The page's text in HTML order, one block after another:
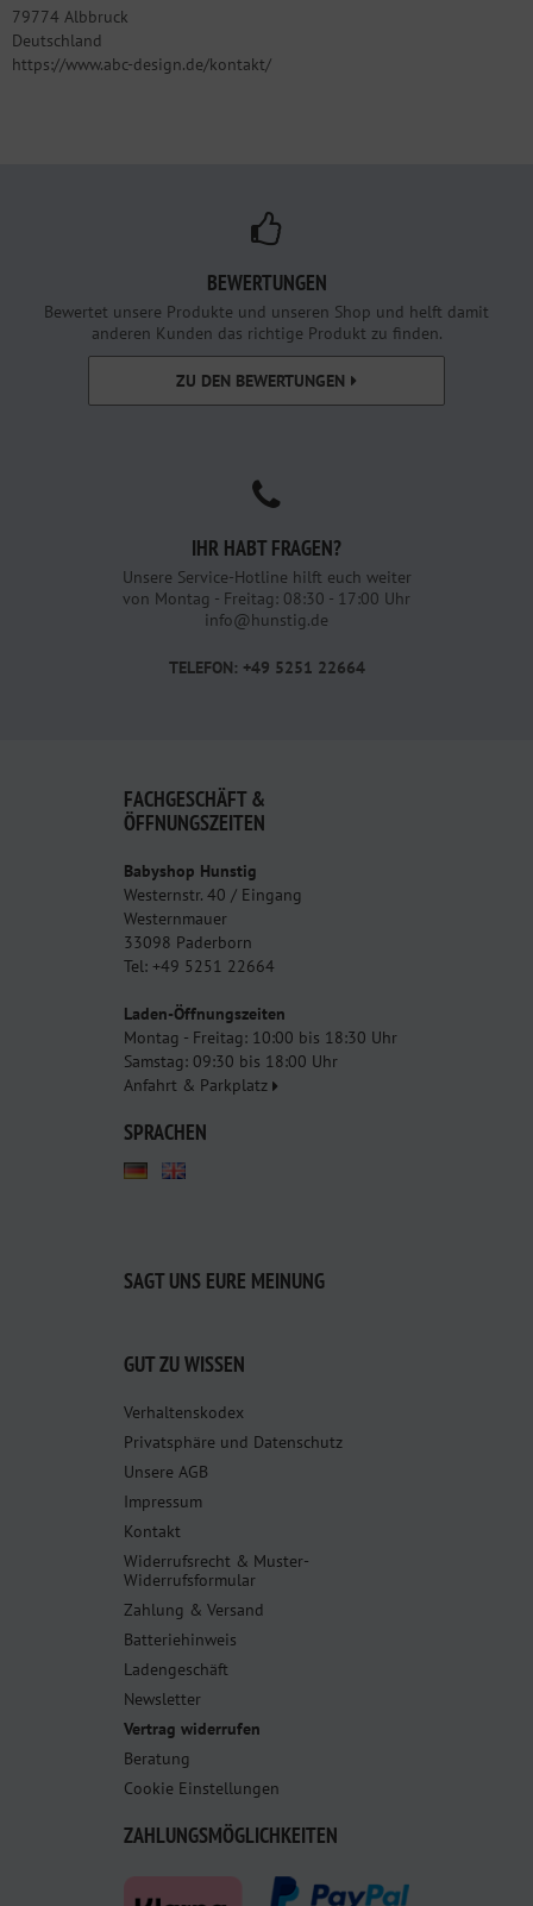
79774 Albbruck
Deutschland
https://www.abc-design.de/kontakt/
BEWERTUNGEN
Bewertet unsere Produkte und unseren Shop und helft damit
anderen Kunden das richtige Produkt zu finden.
ZU DEN BEWERTUNGEN
IHR HABT FRAGEN?
Unsere Service-Hotline hilft euch weiter
von Montag - Freitag: 08:30 - 17:00 Uhr
info@hunstig.de
TELEFON: +49 5251 22664
FACHGESCHÄFT &
ÖFFNUNGSZEITEN
Babyshop Hunstig
Westernstr. 40 / Eingang
Westernmauer
33098 Paderborn
Tel: +49 5251 22664
Laden-Öffnungszeiten
Montag - Freitag: 10:00 bis 18:30 Uhr
Samstag: 09:30 bis 18:00 Uhr
Anfahrt & Parkplatz
SPRACHEN
SAGT UNS EURE MEINUNG
GUT ZU WISSEN
Verhaltenskodex
Privatsphäre und Datenschutz
Unsere AGB
Impressum
Kontakt
Widerrufsrecht & Muster-
Widerrufsformular
Zahlung & Versand
Batteriehinweis
Ladengeschäft
Newsletter
Vertrag widerrufen
Beratung
Cookie Einstellungen
ZAHLUNGSMÖGLICHKEITEN